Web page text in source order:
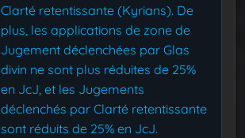
Clarté retentissante (Kyrians). De
plus, les applications de zone de
Jugement déclenchées par Glas
divin ne sont plus réduites de 25%
en JcJ, et les Jugements
déclenchés par Clarté retentissante
sont réduits de 25% en JcJ.